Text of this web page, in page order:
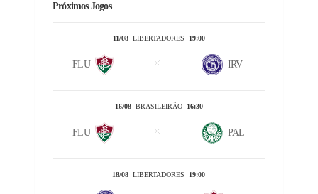
Próximos Jogos
11/08LIBERTADORES 19:00
FLU IRV
16/08BRASILEIRÃO 16:30
FLU PAL
18/08 LIBERTADORES 19:00